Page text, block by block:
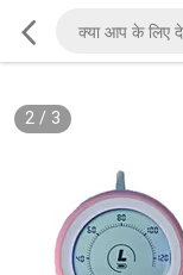
2/ 3